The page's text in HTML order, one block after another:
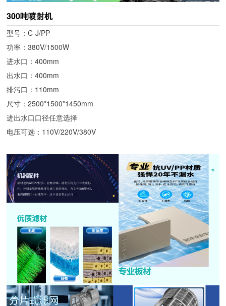
300吨喷射机
型号：C-J/PP
功率：380V/1500W
进水口：400mm
出水口：400mm
排污口：110mm
尺寸：2500*1500*1450mm
进出水口口径任意选择
电压可选：110V/220V/380V